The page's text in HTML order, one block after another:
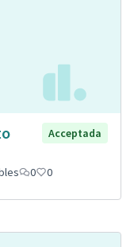
Acceptada
0 0